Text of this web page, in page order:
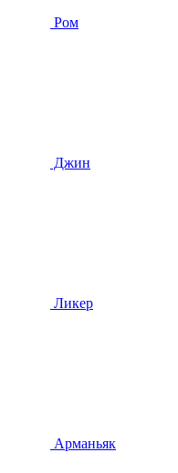
Ром
Джин
Ликер
Арманьяк